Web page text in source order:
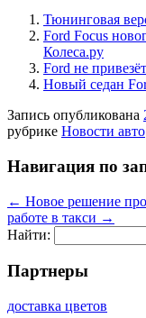
Тюнинговая
Ford Focus
Колеса.ру
Ford не
Новый седан
Запись опубликована
рубрике Новости авто
Навигация по
← Новое решение
работе в такси →
Найти:
Партнеры
доставка цветов